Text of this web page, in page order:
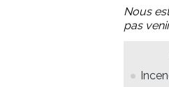
Nous
pas